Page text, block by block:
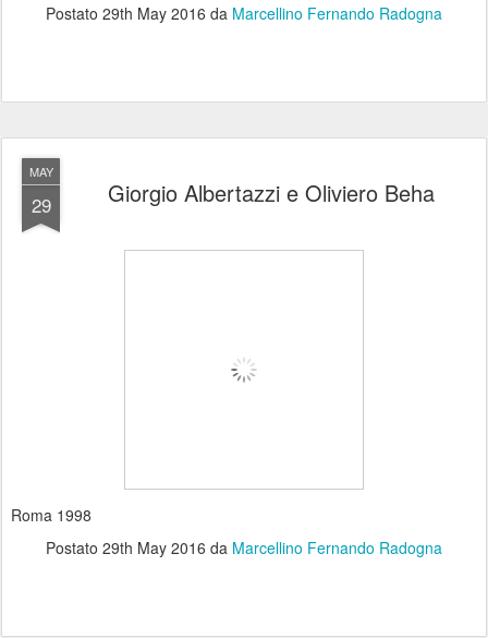
Postato 29th May 2016 da Marcellino Fernando Radogna
MAY
29 Giorgio Albertazzi e Oliviero Beha
Roma 1998
Postato 29th May 2016 da Marcellino Fernando Radogna